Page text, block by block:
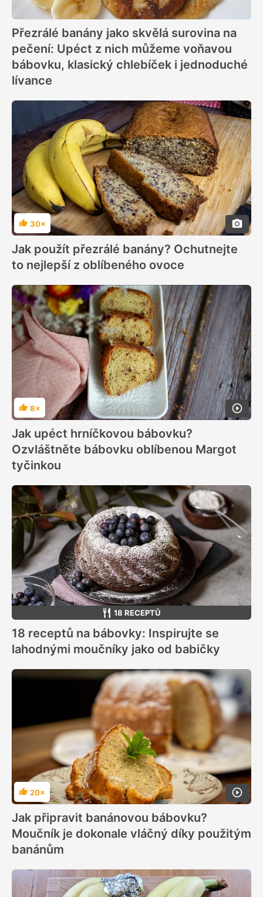
Přezrálé banány jako skvělá surovina na
pečení: Upéct z nich můžeme voňavou
bábovku, klasický chlebíček i jednoduché
lívance
Hodnocení
30×
Jak použít přezrálé banány? Ochutnejte
to nejlepší z oblíbeného ovoce
Hodnocení
8×
Jak upéct hrníčkovou bábovku?
Ozvláštněte bábovku oblíbenou Margot
tyčinkou
18 RECEPTŮ
18 receptů na bábovky: Inspirujte se
lahodnými moučníky jako od babičky
Hodnocení
20×
Jak připravit banánovou bábovku?
Moučník je dokonale vláčný díky použitým
banánům